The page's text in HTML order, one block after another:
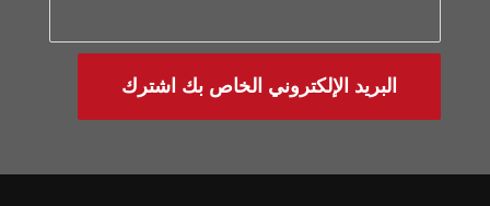
البريد الإلكتروني الخاص بك اشترك